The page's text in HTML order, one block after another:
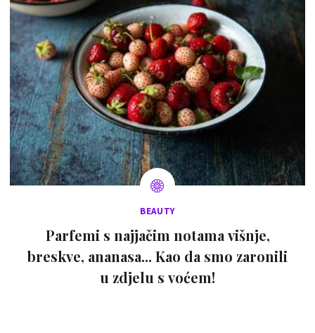
BEAUTY
Parfemi s najjačim notama višnje,
breskve, ananasa... Kao da smo zaronili
u zdjelu s voćem!